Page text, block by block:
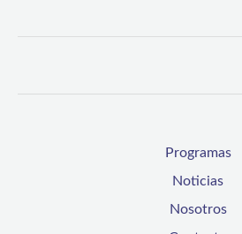
Programas
Noticias
Nosotros